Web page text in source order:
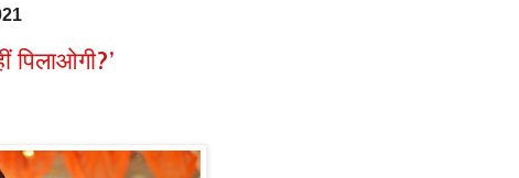
पिलाओगी?’